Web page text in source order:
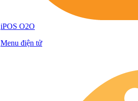
iPOS O2O
Menu điện tử